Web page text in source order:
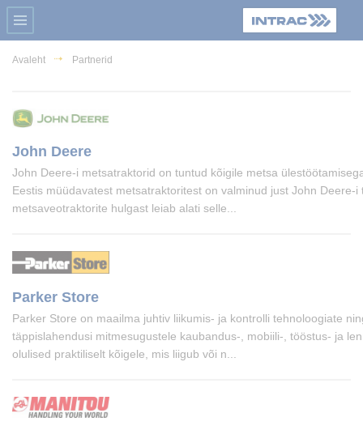
Avaleht Partnerid
John Deere
John Deere-i metsatraktorid on tuntud kõigile metsa
Eestis müüdavatest metsatraktoritest on valminud just John Deere-
metsaveotraktorite hulgast leiab alati selle...
Parker Store
Parker Store on maailma juhtiv liikumis- ja kontrolli tehnoloogiate
täppislahendusi mitmesugustele kaubandus-, mobiili-, tööstus- ja
olulised praktiliselt kõigele, mis liigub või n...